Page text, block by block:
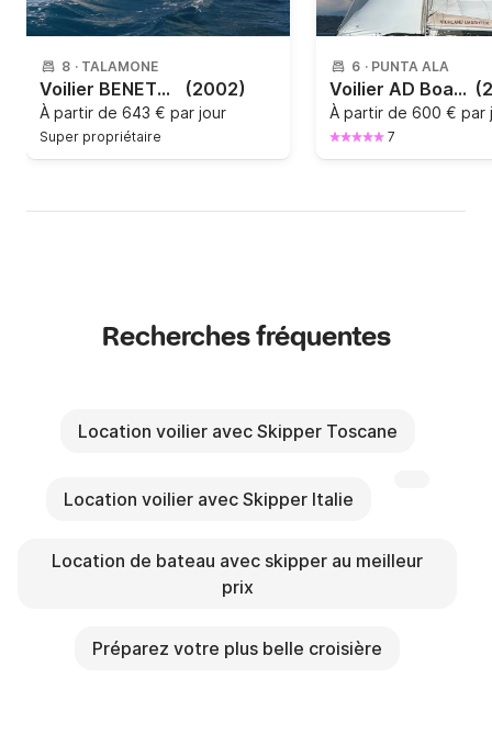
8 · TALAMONE
Voilier BENETEAU 473 CLIPPER 14.3m (2002)
À partir de 643 € par jour
Super propriétaire
6 · PUNTA ALA
Voilier AD Boats Salona 45 13.55m
À partir de 600 € par
7
Recherches fréquentes
Location voilier avec Skipper Toscane
Location voilier avec Skipper Italie
Location de bateau avec skipper au meilleur
prix
Préparez votre plus belle croisière